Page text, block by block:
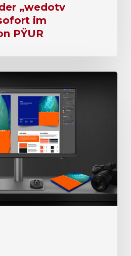
„wedotv
im
PŸUR